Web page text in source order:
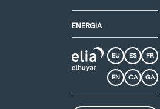
ENERGIA
EU ES FR
EN CA GA